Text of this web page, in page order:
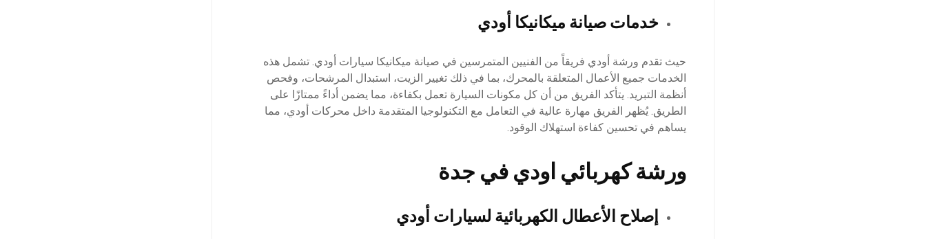
خدمات صيانة ميكانيكا أودي
حيث تقدم ورشة أودي فريقاً من الفنيين المتمرسين في صيانة ميكانيكا سيارات أودي. تشمل هذه
الخدمات جميع الأعمال المتعلقة بالمحرك، بما في ذلك تغيير الزيت، استبدال المرشحات، وفحص
أنظمة التبريد. يتأكد الفريق من أن كل مكونات السيارة تعمل بكفاءة، مما يضمن أداءً ممتازًا على
الطريق. يُظهر الفريق مهارة عالية في التعامل مع التكنولوجيا المتقدمة داخل محركات أودي، مما
يساهم في تحسين كفاءة استهلاك الوقود.
ورشة كهربائي اودي في جدة
إصلاح الأعطال الكهربائية لسيارات أودي